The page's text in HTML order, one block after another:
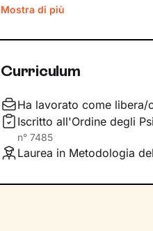
Nei nostri incontri andremo
dedicheremo a un
tuoi bisogni e valori, e per
ricompensa per il lavoro
Mostra di più
Curriculum
Ha lavorato come libera/
Iscritto all'Ordine degli
n° 7485
Laurea in Metodologia